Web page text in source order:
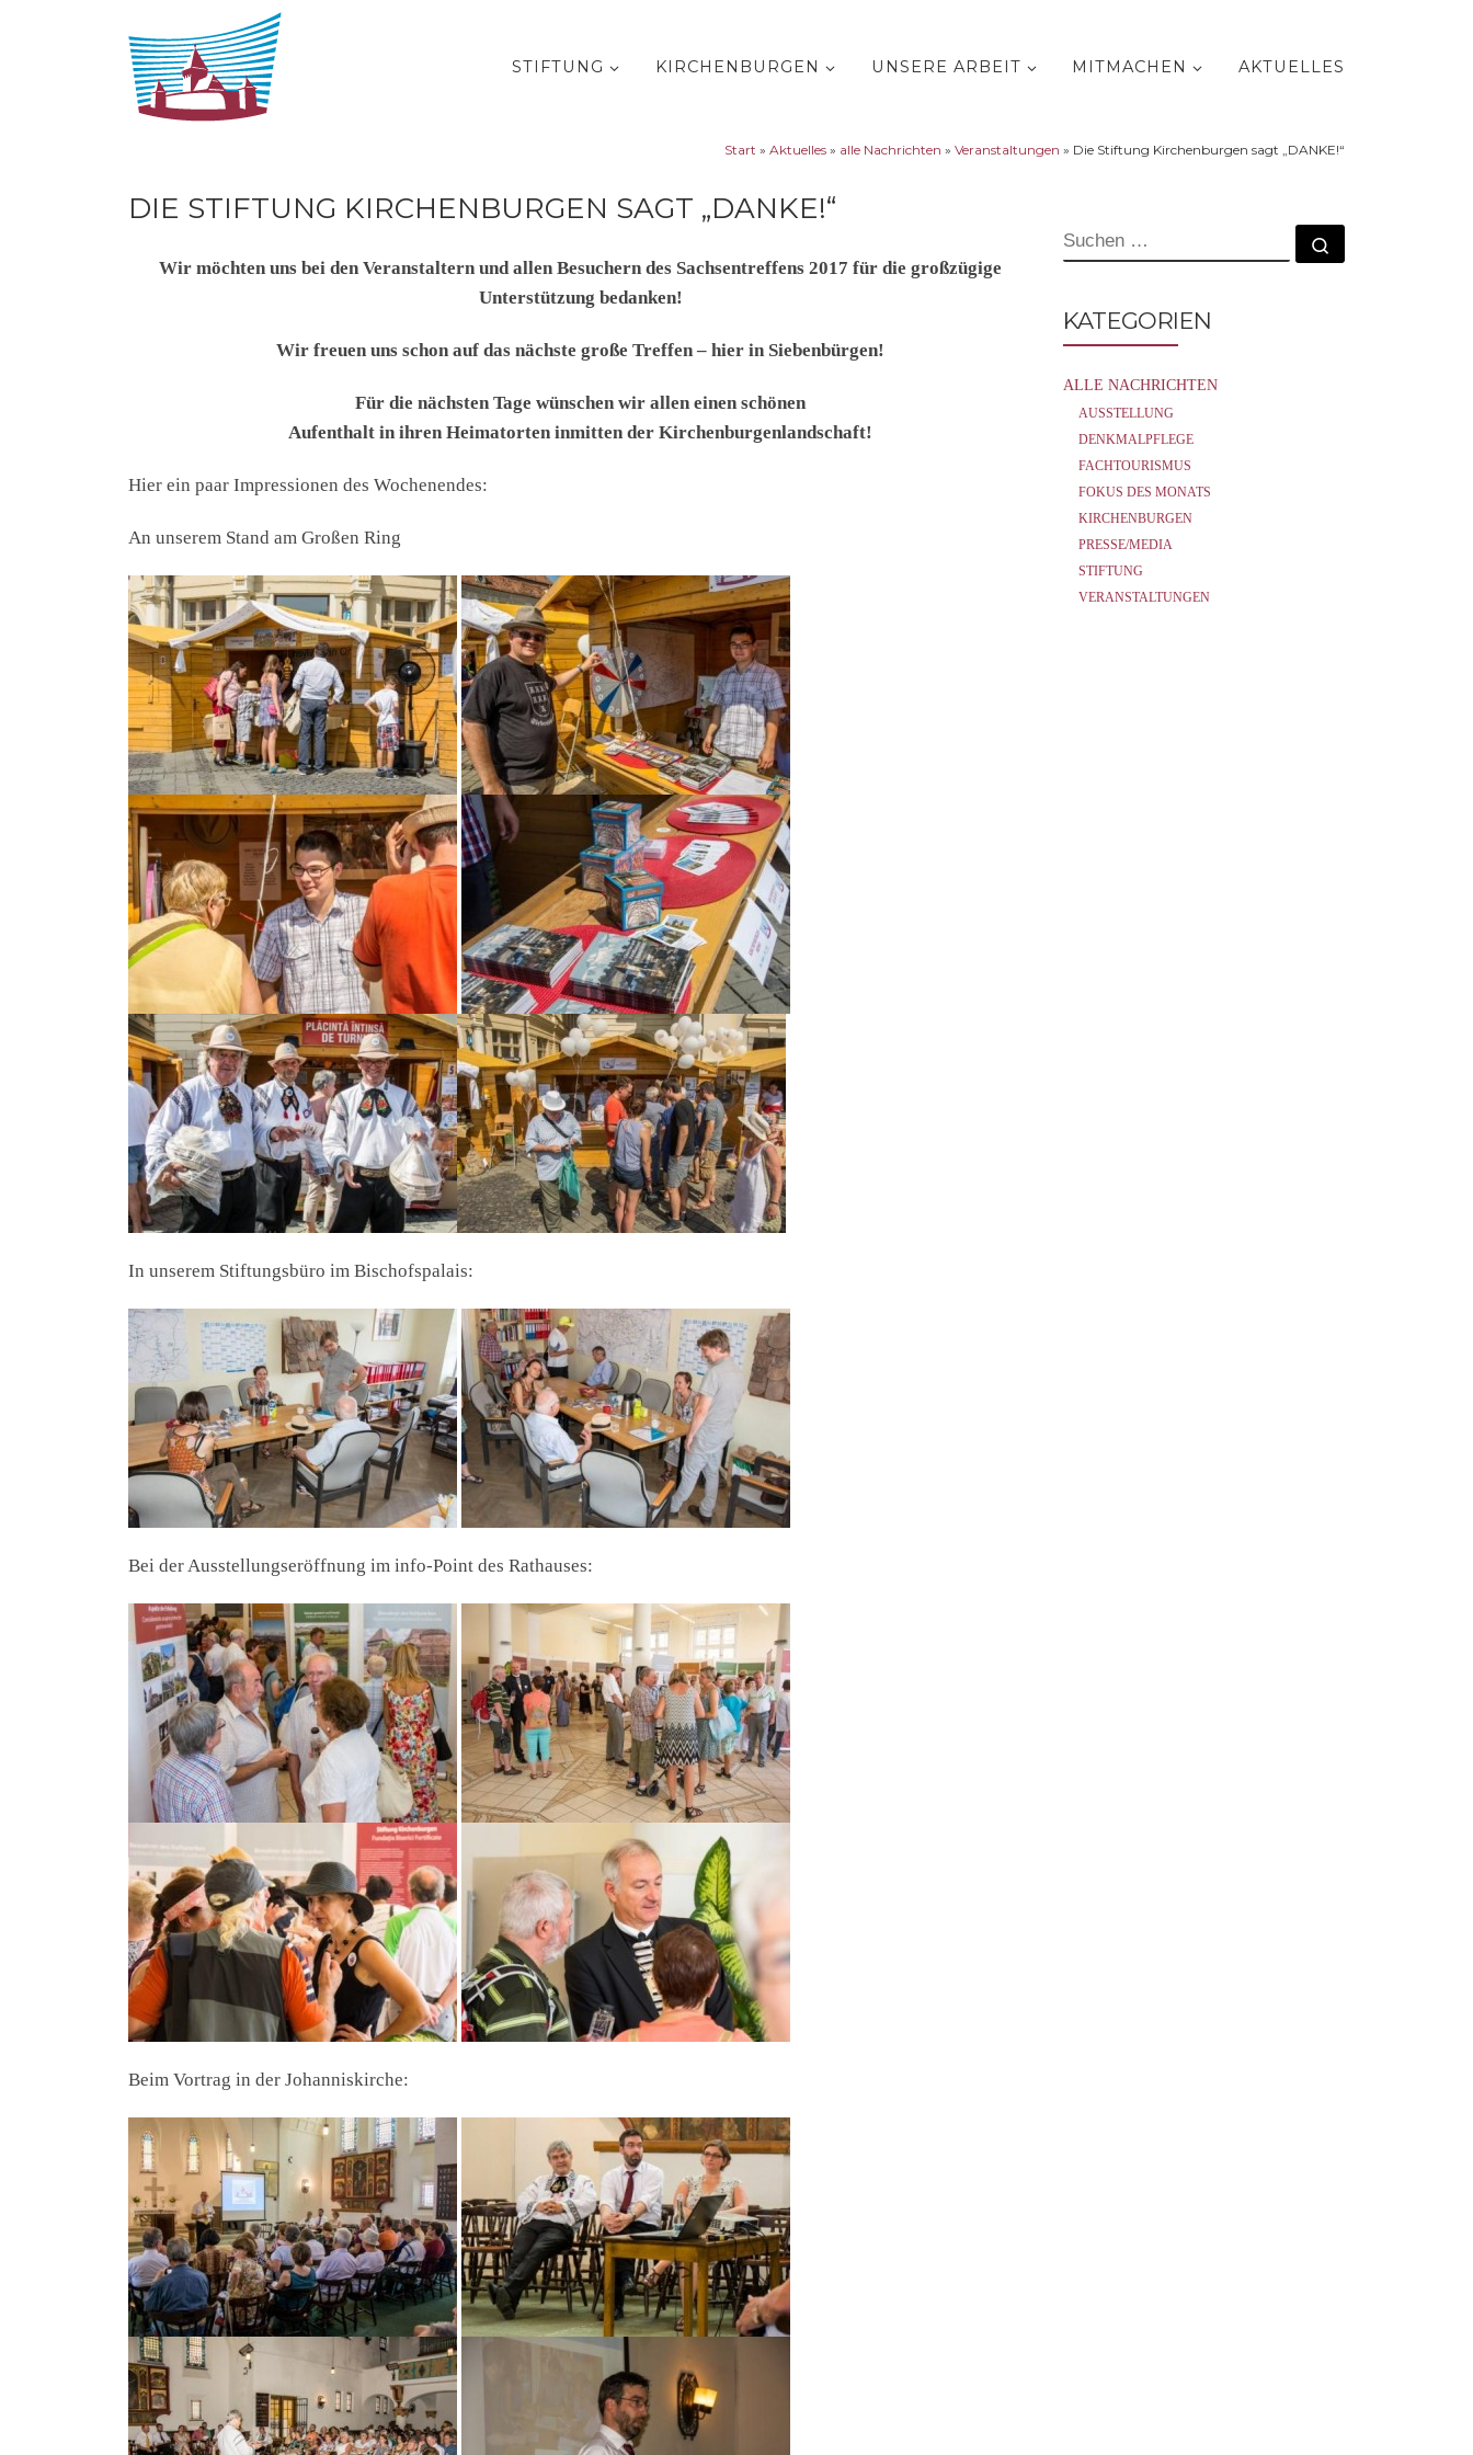
Zum Inhalt springen
STIFTUNG KIRCHENBURGEN UNSERE ARBEIT MITMACHEN AKTUELLES
Start » Aktuelles » alle Nachrichten » Veranstaltungen » Die Stiftung Kirchenburgen sagt „DANKE!“
DIE STIFTUNG KIRCHENBURGEN SAGT „DANKE!“
Wir möchten uns bei den Veranstaltern und allen Besuchern des Sachsentreffens 2017 für die großzügige
Unterstützung bedanken!
Wir freuen uns schon auf das nächste große Treffen – hier in Siebenbürgen!
Für die nächsten Tage wünschen wir allen einen schönen
Aufenthalt in ihren Heimatorten inmitten der Kirchenburgenlandschaft!
Hier ein paar Impressionen des Wochenendes:
An unserem Stand am Großen Ring
In unserem Stiftungsbüro im Bischofspalais:
Bei der Ausstellungseröffnung im info-Point des Rathauses:
Beim Vortrag in der Johanniskirche:
SUCHE
KATEGORIEN
ALLE NACHRICHTEN
AUSSTELLUNG
DENKMALPFLEGE
FACHTOURISMUS
FOKUS DES MONATS
KIRCHENBURGEN
PRESSE/MEDIA
STIFTUNG
VERANSTALTUNGEN